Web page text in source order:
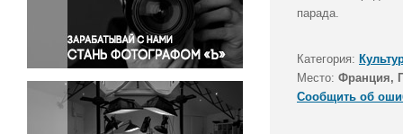
Правосудие
Происшествия и конфликты
Религия
Светская жизнь
Спорт
Экология
парада.
Категория:
Место: Франция,
Сообщить об